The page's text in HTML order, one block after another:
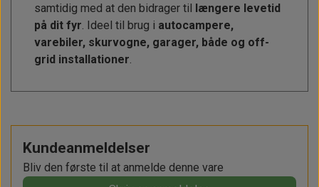
samtidig med at den bidrager til længere levetid
på dit fyr . Ideel til brug i autocampere,
varebiler, skurvogne, garager, både og off-
grid installationer
Kundeanmeldelser
Bliv den første til at anmelde denne vare